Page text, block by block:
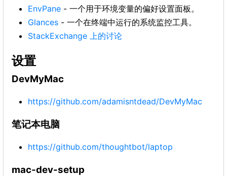
EnvPane - 一个用于环境变量的偏好设置面板。
Glances - 一个在终端中运行的系统监控工具。
StackExchange 上的讨论
设置
DevMyMac
https://github.com/adamisntdead/DevMyMac
笔记本电脑
https://github.com/thoughtbot/laptop
mac-dev-setup